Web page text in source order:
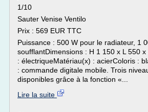
1/10
Sauter Venise Ventilo
Prix : 569 EUR TTC
Puissance : 500 W pour le radiateur, 1
soufflantDimensions : H 1 150 x L 550
: électriqueMatériau(x) : acierColoris :
: commande digitale mobile. Trois
disponibles grâce à la fonction «...
Lire la suite